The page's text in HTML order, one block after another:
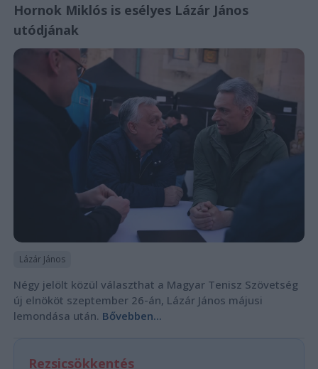
Hornok Miklós is esélyes Lázár János
utódjának
Lázár János
Négy jelölt közül választhat a Magyar Tenisz Szövetség
új elnököt szeptember 26-án, Lázár János májusi
lemondása után. Bővebben...
Rezsicsökkentés